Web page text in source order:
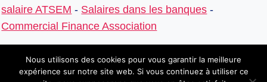
salaire ATSEM - Salaires dans les banques -
Commercial Finance Association
Nous utilisons des cookies pour vous garantir la meilleure
expérience sur notre site web. Si vous continuez à utiliser ce